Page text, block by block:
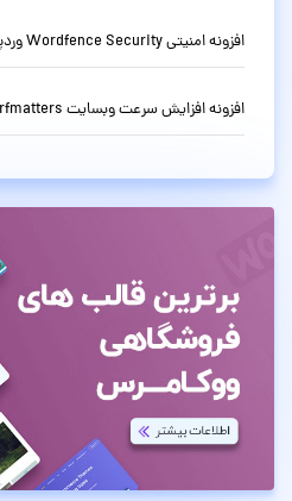
افزونه امنیتی Wordfence Security وردپرس نسخه 8.1.4
افزونه افزایش سرعت وبسایت Perfmatters وردپرس نسخه 2.6.6